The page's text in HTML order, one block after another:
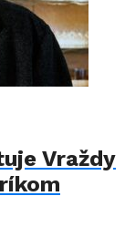
Vraždy